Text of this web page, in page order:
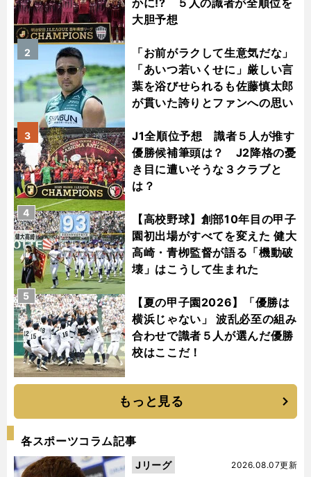
かに!? ５人の識者が全順位を
大胆予想
「お前がラクして生意気だな」
「あいつ若いくせに」厳しい言
葉を浴びせられるも佐藤慎太郎
が貫いた誇りとファンへの思い
2
J1全順位予想 識者５人が推す
優勝候補筆頭は？ J2降格の憂
き目に遭いそうな３クラブと
は？
3
【高校野球】創部10年目の甲子
園初出場がすべてを変えた 健大
高崎・青栁監督が語る「機動破
壊」はこうして生まれた
4
【夏の甲子園2026】「優勝は
横浜じゃない」 波乱必至の組み
合わせで識者５人が選んだ優勝
校はここだ！
5
もっと見る
各スポーツコラム記事
2026.08.07更新
Jリーグ